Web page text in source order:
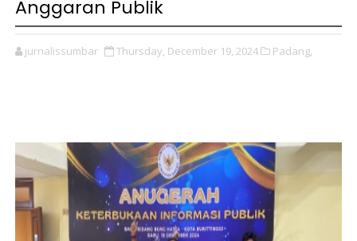
Anggaran Publik
jurnalissumbar Thursday, December 19, 2024 Padang,